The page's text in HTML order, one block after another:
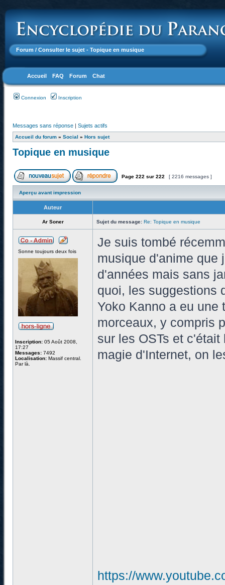
Forum / Consulter le sujet - Topique en musique
Accueil FAQ Forum Chat
Connexion Inscription
Messages sans réponse | Sujets actifs
Accueil du forum » Social » Hors sujet
Topique en musique
Page 222 sur 222 [ 2216 messages ]
Aperçu avant impression
Auteur
Ar Soner Sujet du message: Re: Topique en musique
Sonne toujours deux fois
Inscription: 05 Août 2008,
17:27
Messages: 7492
Localisation: Massif central.
Par là.
Je suis tombé
musique d'anime que
d'années mais sans
quoi, les suggestions
Yoko Kanno a eu une
morceaux, y compris
sur les OSTs et
magie d'Internet, on
https://